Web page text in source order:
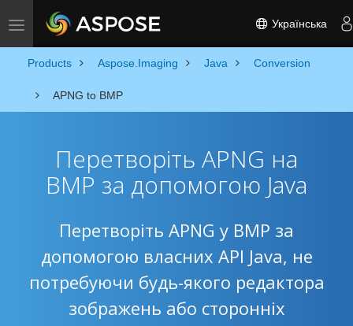
Toggle navigation Українська
Products Aspose.Imaging Java Conversion
APNG to BMP
Перетворіть APNG на
BMP за допомогою Java
Перетворіть APNG у BMP за
допомогою власних API Java, не
потребуючи будь-якого редактора
зображень або сторонніх